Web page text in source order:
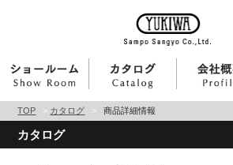
TOP > カタログ > 商品詳細情報
カタログ